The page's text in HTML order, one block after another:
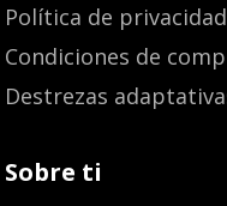
Política de privacidad
Condiciones de
Destrezas
Sobre ti